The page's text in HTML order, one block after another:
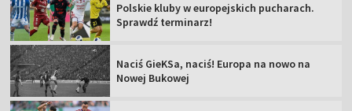
Polskie kluby w europejskich pucharach.
Sprawdź terminarz!
Naciś GieKSa, naciś! Europa na nowo na
Nowej Bukowej